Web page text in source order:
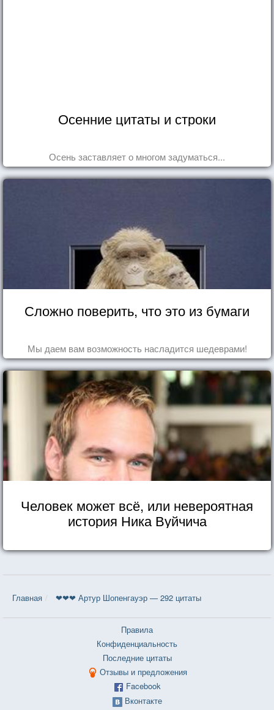
Осенние цитаты и строки
Осень заставляет о многом задуматься...
Сложно поверить, что это из бумаги
Мы даем вам возможность насладится шедеврами!
Человек может всё, или невероятная
история Ника Вуйчича
Главная ❤❤❤ Артур Шопенгауэр — 292 цитаты
Правила
Конфиденциальность
Последние цитаты
Отзывы и предложения
Facebook
Вконтакте